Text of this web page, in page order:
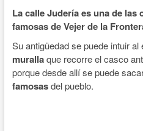
La calle Judería es una de las
famosas de Vejer de la
Su antigüedad se puede intuir
murallaque recorre el casco
porque desde allí se puede
famosasdel pueblo.